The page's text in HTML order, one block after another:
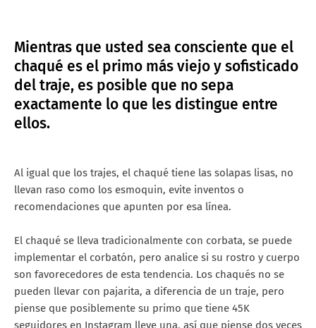
Mientras que usted sea consciente que el
chaqué es el primo más viejo y sofisticado
del traje, es posible que no sepa
exactamente lo que les distingue entre
ellos.
Al igual que los trajes, el chaqué tiene las solapas lisas, no
llevan raso como los esmoquin, evite inventos o
recomendaciones que apunten por esa línea.
El chaqué se lleva tradicionalmente con corbata, se puede
implementar el corbatón, pero analice si su rostro y cuerpo
son favorecedores de esta tendencia. Los chaqués no se
pueden llevar con pajarita, a diferencia de un traje, pero
piense que posiblemente su primo que tiene 45K
seguidores en Instagram lleve una, así que piense dos veces